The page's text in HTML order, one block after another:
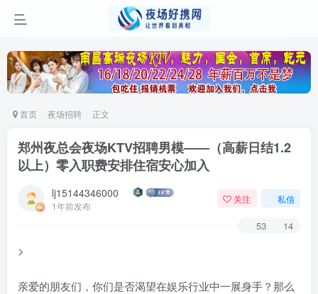
首页 夜场招聘 正文
郑州夜总会夜场KTV招聘男模——（高薪日结1.2
以上）零入职费安排住宿安心加入
lj15144346000
1年前发布
关注 私信
53 14
>
亲爱的朋友们，你们是否渴望在娱乐行业中一展身手？那么